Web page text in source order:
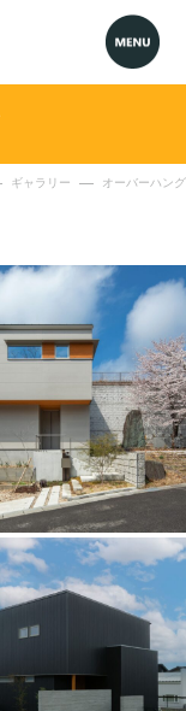
ギャラリー オーバーハング